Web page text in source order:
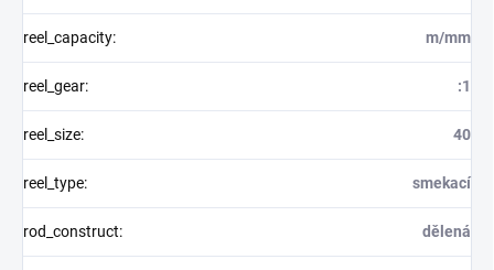
reel_capacity: m/mm
reel_gear: :1
reel_size: 40
reel_type: smekací
rod_construct: dělená